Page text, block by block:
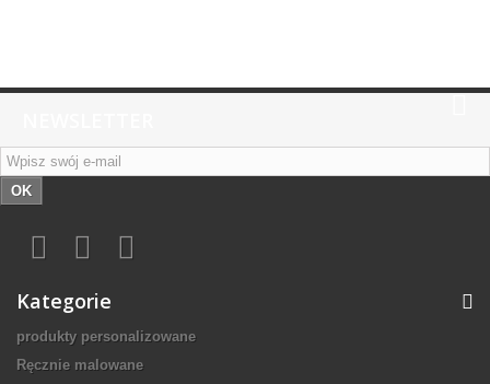
OK
Kategorie
produkty personalizowane
Ręcznie malowane